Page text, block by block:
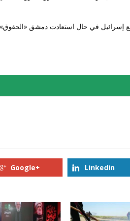
مع إسرائيل في حال استعادت دمشق
Google+ Linkedin